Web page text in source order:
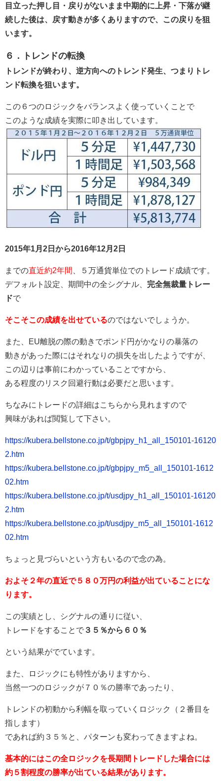
目立った押し目・戻りがないまま中期的に上昇・下落が継
続した後は、戻す動きが多くありますので、この戻りを狙
います。
６．トレンドの転換
トレンドが終わり、逆方向へのトレンド発生、つまりトレ
ンド転換を狙います。
この６つのロジックをバランスよく使っていくことで
このような成績を実際に叩き出しています。
2015年1月2日から2016年12月2日
までの直近約2年間
、５万通貨単位でのトレード成績です。
デフォルト設定、期間中の全シグナル、 完全無裁量トレー
ドで
そこそこの成績を出せているのではないでしょうか。
また、EU離脱の際の動きでポンド円がかなりの暴落の
動きがあった際にはそれなりの損失を出したようですが、
この辺りは事前にわかっていることですから、
ある程度のリスク回避行動は必要だと思います。
ちなみにトレードの詳細はこちらから見れますので
興味があれば閲覧して下さい。
https://kubera.bellstone.co.jp/t/gbpjpy_h1_all_150101-16120
2.htm
https://kubera.bellstone.co.jp/t/gbpjpy_m5_all_150101-1612
02.htm
https://kubera.bellstone.co.jp/t/usdjpy_h1_all_150101-16120
2.htm
https://kubera.bellstone.co.jp/t/usdjpy_m5_all_150101-1612
02.htm
ちょっと見づらいという方もいるので念の為。
およそ２年の直近で５８０万円の利益が出ていることにな
ります。
この実績とし、シグナルの通りに従い、
トレードをすることで ３５％から６０％
という結果がでています。
また、ロジックにも特性がありますから、
当然一つのロジックが７０％の勝率であったり、
トレンドの初動から利幅を取っていくロジック（２番目を
指します）
であれば約３５％と、パターンも変わってきますよね。
基本的にはこの全ロジックを長期間トレードした場合には
約５割程度の勝率が出ている結果があります。